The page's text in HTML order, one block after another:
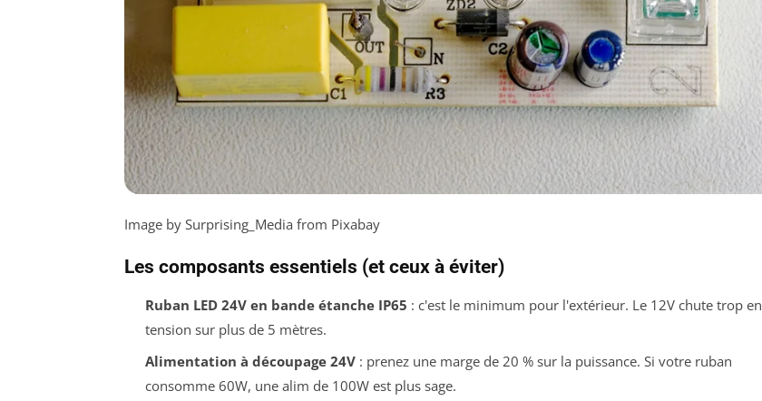
Image by Surprising_Media from Pixabay
Les composants essentiels (et ceux à éviter)
Ruban LED 24V en bande étanche IP65 : c'est le minimum pour l'extérieur. Le 12V chute trop en
tension sur plus de 5 mètres.
Alimentation à découpage 24V: prenez une marge de 20 % sur la puissance. Si votre ruban
consomme 60W, une alim de 100W est plus sage.